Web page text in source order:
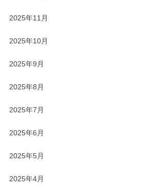
2025年11月
2025年10月
2025年9月
2025年8月
2025年7月
2025年6月
2025年5月
2025年4月